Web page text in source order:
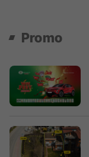
Promo